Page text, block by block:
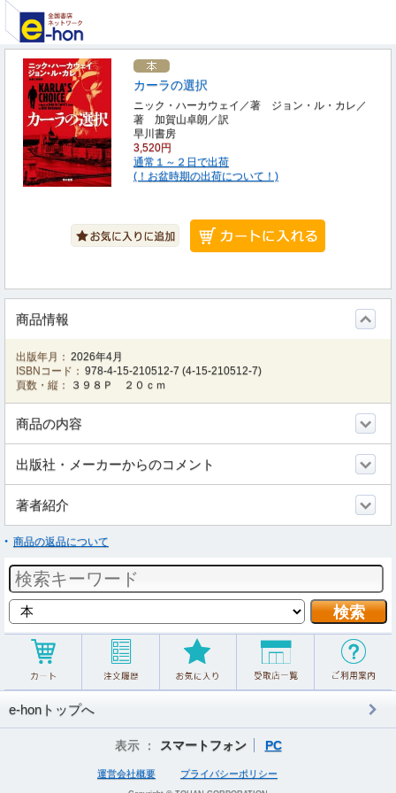
カーラの選択
ニック・ハーカウェイ／著 ジョン・ル・カレ／
著 加賀山卓朗／訳
早川書房
3,520円
通常１～２日で出荷
(！お盆時期の出荷について！)
商品情報
出版年月： 2026年4月
ISBNコード： 978-4-15-210512-7 (4-15-210512-7)
頁数・縦：
３９８Ｐ ２０ｃｍ
商品の内容
出版社・メーカーからのコメント
著者紹介
商品の返品について
e-honトップへ
表示 ： スマートフォン PC
運営会社概要 プライバシーポリシー